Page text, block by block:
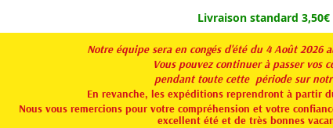
Livraison standard 3,50€
Notre équipe sera en congés d'été du 4 Août 2026
Vous pouvez continuer à passer vos
pendant toute cette période sur
En revanche, les expéditions reprendront à partir
Nous vous remercions pour votre compréhension et votre
excellent été et de très bonnes